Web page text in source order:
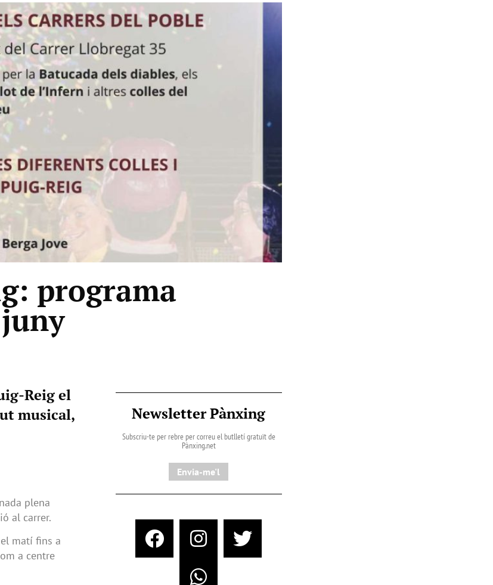
programa
Reig el
musical,
plena
al carrer.
matí fins a
a centre
Newsletter Pànxing
Subscriu-te per rebre per correu el butlletí gratuït de
Pànxing.net​
Envia-me'l